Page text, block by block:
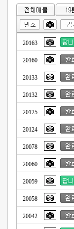
20163
20160
20133
20132
20125
20124
20078
20060
20059
20058
20042